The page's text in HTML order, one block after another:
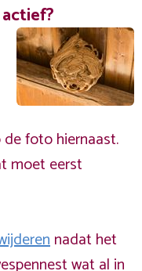
foto hiernaast.
moet eerst
nadat het
wat al in